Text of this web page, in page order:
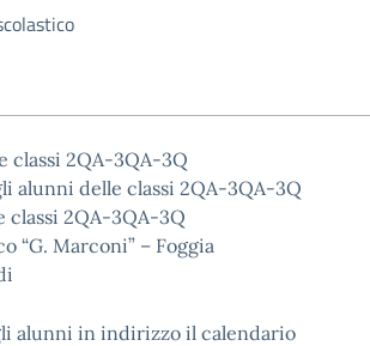
classi 2QA-3QA-3Q
alunni delle classi 2QA-3QA-3Q
classi 2QA-3QA-3Q
“G. Marconi” – Foggia
alunni in indirizzo il calendario